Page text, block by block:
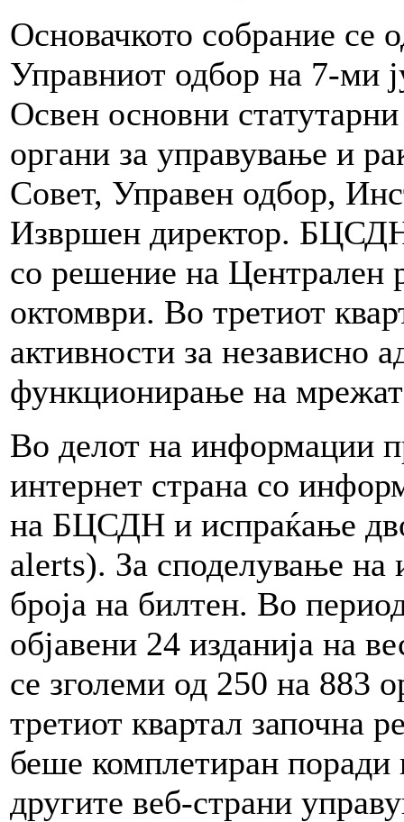
Основачкото собрание се
Управниот одбор на 7-ми
Освен основни
органи за управување и
Совет, Управен одбор,
Извршен директор. БЦСДН
со решение на Централен
октомври. Во третиот
активности за независно
функционирање на
Во делот на информации
интернет страна со
на БЦСДН и испраќање
alerts). За споделување на
броја на билтен. Во
објавени 24 изданија на
се зголеми од 250 на 883
третиот квартал започна
беше комплетиран поради
другите веб-страни